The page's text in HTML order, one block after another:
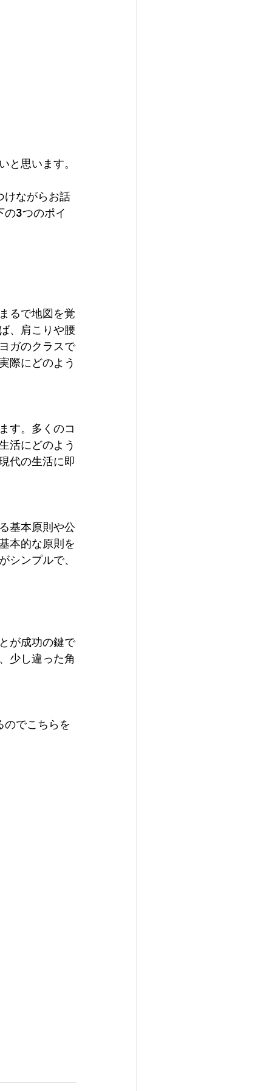
思います。
けながらお話
の3つのポイ
るで地図を覚
、肩こりや腰
ガのクラスで
際にどのよう
す。多くのコ
活にどのよう
代の生活に即
基本原則や公
本的な原則を
ンプルで、
が成功の鍵で
少し違った角
のでこちらを